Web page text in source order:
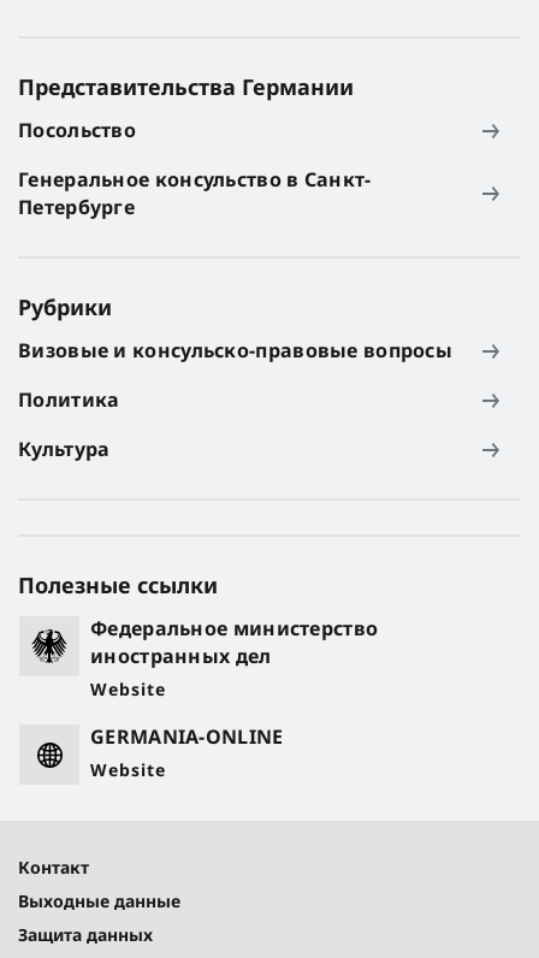
Представительства Германии
Посольство
Генеральное консульство в Санкт-
Петербурге
Рубрики
Визовые и консульско-правовые вопросы
Политика
Культура
Полезные ссылки
Федеральное министерство
иностранных дел
Website
GERMANIA-ONLINE
Website
Контакт
Выходные данные
Защита данных